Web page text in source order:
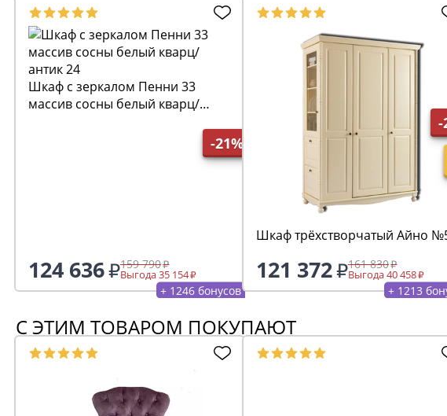
-21%
Шкаф с зеркалом Пенни 33
массив сосны белый кварц/
124 636 159 790
Выгода 35 154
+ 1246 бонусов
-
Шкаф трёхстворчатый Айно
121 372 161 830
Выгода 40 458
+ 1213
С ЭТИМ ТОВАРОМ ПОКУПАЮТ